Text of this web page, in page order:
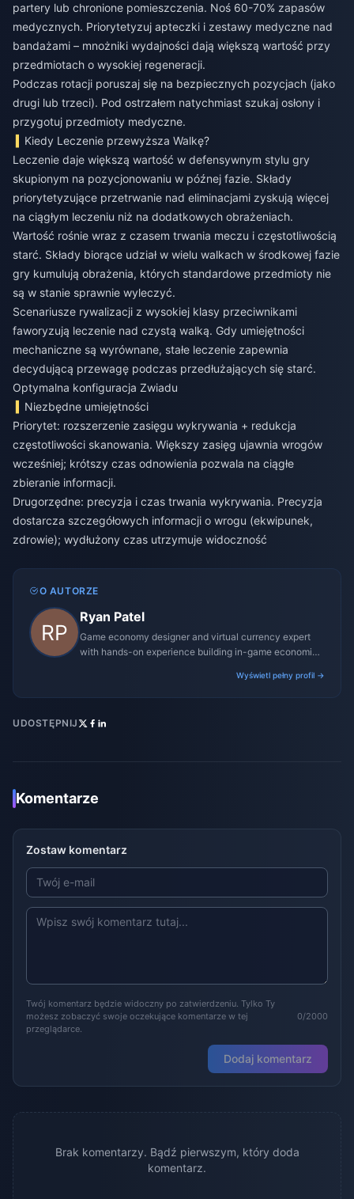
partery lub chronione pomieszczenia. Noś 60-70% zapasów
medycznych. Priorytetyzuj apteczki i zestawy medyczne nad
bandażami – mnożniki wydajności dają większą wartość przy
przedmiotach o wysokiej regeneracji.
Podczas rotacji poruszaj się na bezpiecznych pozycjach (jako
drugi lub trzeci). Pod ostrzałem natychmiast szukaj osłony i
przygotuj przedmioty medyczne.
Kiedy Leczenie przewyższa Walkę?
Leczenie daje większą wartość w defensywnym stylu gry
skupionym na pozycjonowaniu w późnej fazie. Składy
priorytetyzujące przetrwanie nad eliminacjami zyskują więcej
na ciągłym leczeniu niż na dodatkowych obrażeniach.
Wartość rośnie wraz z czasem trwania meczu i częstotliwością
starć. Składy biorące udział w wielu walkach w środkowej fazie
gry kumulują obrażenia, których standardowe przedmioty nie
są w stanie sprawnie wyleczyć.
Scenariusze rywalizacji z wysokiej klasy przeciwnikami
faworyzują leczenie nad czystą walką. Gdy umiejętności
mechaniczne są wyrównane, stałe leczenie zapewnia
decydującą przewagę podczas przedłużających się starć.
Optymalna konfiguracja Zwiadu
Niezbędne umiejętności
Priorytet: rozszerzenie zasięgu wykrywania + redukcja
częstotliwości skanowania. Większy zasięg ujawnia wrogów
wcześniej; krótszy czas odnowienia pozwala na ciągłe
zbieranie informacji.
Drugorzędne: precyzja i czas trwania wykrywania. Precyzja
dostarcza szczegółowych informacji o wrogu (ekwipunek,
zdrowie); wydłużony czas utrzymuje widoczność
O AUTORZE
Ryan Patel
Game economy designer and virtual currency expert
with hands-on experience building in-game economies
Wyświetl pełny profil →
UDOSTĘPNIJ
Komentarze
Zostaw komentarz
Twój komentarz będzie widoczny po zatwierdzeniu. Tylko Ty
możesz zobaczyć swoje oczekujące komentarze w tej
przeglądarce.
0/2000
Dodaj komentarz
Brak komentarzy. Bądź pierwszym, który doda
komentarz.